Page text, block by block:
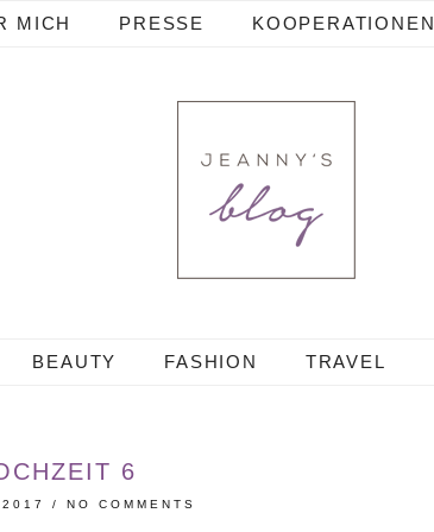
MICH PRESSE KOOPERATIONEN
BEAUTY FASHION TRAVEL
6
/NO COMMENTS